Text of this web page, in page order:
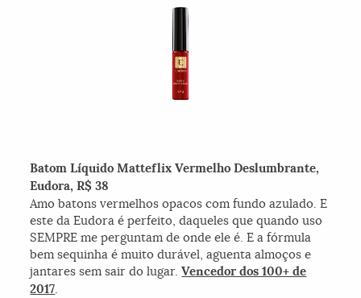
Batom Líquido Matteflix Vermelho Deslumbrante,
Eudora, R$ 38
Amo batons vermelhos opacos com fundo azulado. E
este da Eudora é perfeito, daqueles que quando uso
SEMPRE me perguntam de onde ele é. E a fórmula
bem sequinha é muito durável, aguenta almoços e
jantares sem sair do lugar.Vencedor dos 100+ de
2017